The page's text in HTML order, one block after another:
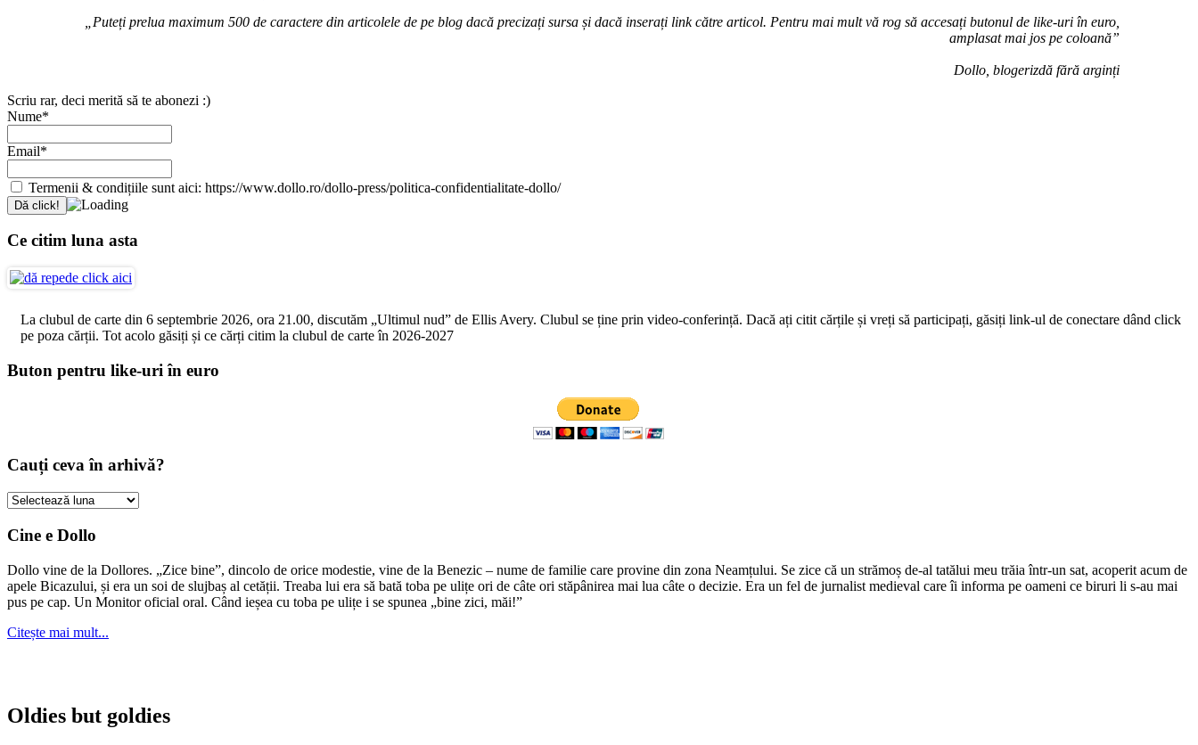
„Puteți prelua maximum 500 de caractere din articolele de pe blog dacă precizați sursa și dacă inserați link către articol. Pentru mai mult vă rog să accesați butonul de like-uri în euro,
amplasat mai jos pe coloană”
Dollo, blogerizdă fără arginți
Scriu rar, deci merită să te abonezi :)
Nume*
Email*
Termenii & condițiile sunt aici: https://www.dollo.ro/dollo-press/politica-confidentialitate-dollo/
Ce citim luna asta
La clubul de carte din 6 septembrie 2026, ora 21.00, discutăm „Ultimul nud” de Ellis Avery. Clubul se ține prin video-conferință. Dacă ați citit cărțile și vreți să participați, găsiți link-ul de conectare dând click
pe poza cărții. Tot acolo găsiți și ce cărți citim la clubul de carte în 2026-2027
Buton pentru like-uri în euro
Cauți ceva în arhivă?
Cauți
în
Cine e Dollo
Dollo vine de la Dollores. „Zice bine”, dincolo de orice modestie, vine de la Benezic – nume de familie care provine din zona Neamțului. Se zice că un strămoș de-al tatălui meu trăia într-un sat, acoperit acum de
apele Bicazului, și era un soi de slujbaș al cetății. Treaba lui era să bată toba pe ulițe ori de câte ori stăpânirea mai lua câte o decizie. Era un fel de jurnalist medieval care îi informa pe oameni ce biruri li s-au mai
pus pe cap. Un Monitor oficial oral. Când ieșea cu toba pe ulițe i se spunea „bine zici, măi!”
Citește mai mult...
Oldies but goldies